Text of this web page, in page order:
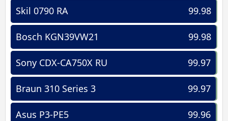
99.98
Skil 0790 RA
99.98
Bosch KGN39VW21
99.97
Sony CDX-CA750X RU
99.97
Braun 310 Series 3
99.96
Asus P3-PE5